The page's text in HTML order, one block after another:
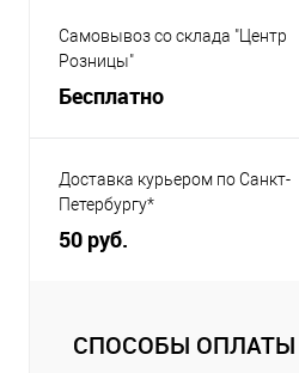
Самовывоз со склада "Центр
Розницы"
Бесплатно
Доставка курьером по Санкт-
Петербургу*
50 руб.
СПОСОБЫ ОПЛАТЫ